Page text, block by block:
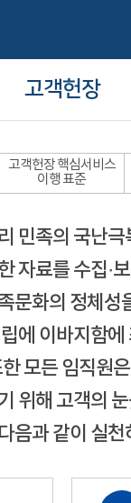
고객헌장
고객헌장 핵심서비스
이행 표준
민족의 국난극
자료를 수집·보
문화의 정체성
에 이바지함에
모든 임직원
위해 고객의
음과 같이 실